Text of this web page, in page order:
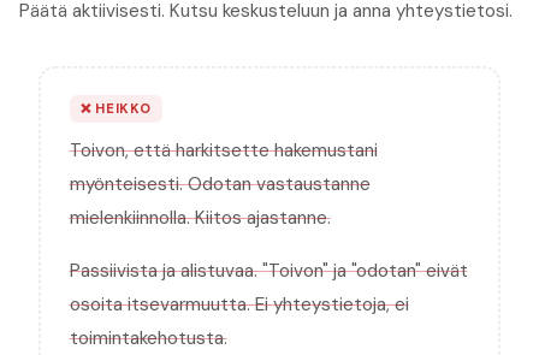
Päätä aktiivisesti. Kutsu keskusteluun ja anna yhteystietosi.
❌HEIKKO
Toivon, että harkitsette hakemustani
myönteisesti. Odotan vastaustanne
mielenkiinnolla. Kiitos ajastanne.
Passiivista ja alistuvaa. "Toivon" ja "odotan" eivät
osoita itsevarmuutta. Ei yhteystietoja, ei
toimintakehotusta.